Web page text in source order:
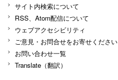
サイト内検索について
RSS、Atom配信について
ウェブアクセシビリティ
ご意見・お問合せをお寄せください
お問い合わせ一覧
Translate（翻訳）